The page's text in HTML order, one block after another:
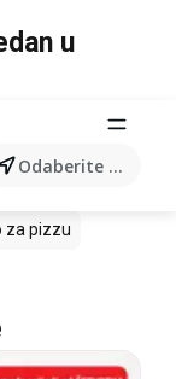
Odaberite grad
u
Lidl
za pizzu